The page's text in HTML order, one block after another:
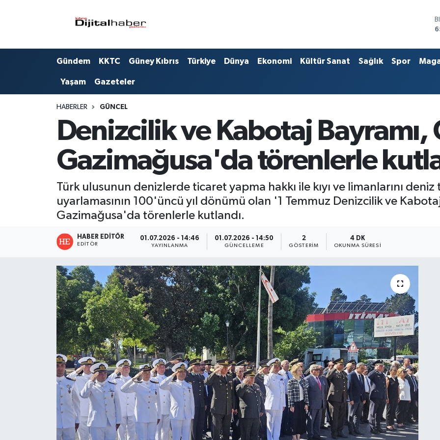
Gündem KKTC Güney Kıbrıs Türkiye Dünya Ekonomi Kültür Sanat Sağlık Spor
Yaşam Gazeteler
HABERLER GÜNCEL
Denizcilik ve Kabotaj Bayramı,
Gazimağusa'da törenlerle
Türk ulusunun denizlerde ticaret yapma hakkı ile kıyı ve limanlarını
uyarlamasının 100'üncü yıl dönümü olan '1 Temmuz Denizcilik ve
Gazimağusa'da törenlerle kutlandı.
HABER EDITÖR
EDITÖR
01.07.2026 - 14:46
YAYINLANMA
01.07.2026 - 14:50
GÜNCELLEME
2
GÖSTERIM
4 DK
OKUNMA SÜRESI
Trafik Durumu
Süper Lig Puan Durumu ve Fikstür
Son Dakika Haberleri
Haber Arşivi